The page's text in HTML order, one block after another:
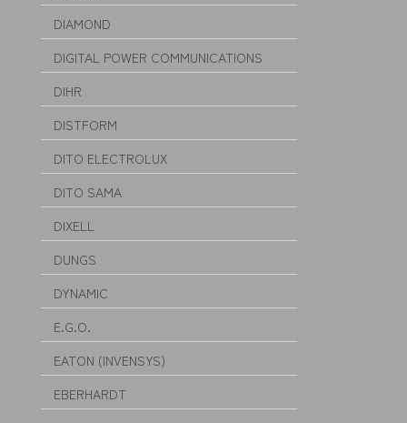
DIAMOND
DIGITAL POWER COMMUNICATIONS
DIHR
DISTFORM
DITO ELECTROLUX
DITO SAMA
DIXELL
DUNGS
DYNAMIC
E.G.O.
EATON (INVENSYS)
EBERHARDT